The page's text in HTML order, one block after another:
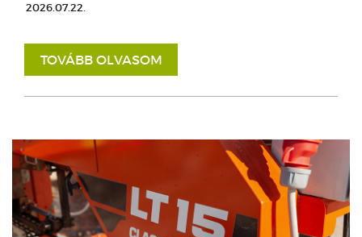
2026.07.22.
TOVÁBB OLVASOM